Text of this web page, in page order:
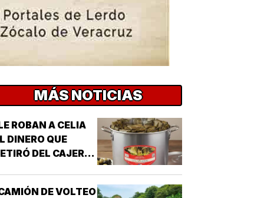
MÁS NOTICIAS
ROBAN A CELIA
DINERO QUE
DEL CAJERO
DE VOLTEO